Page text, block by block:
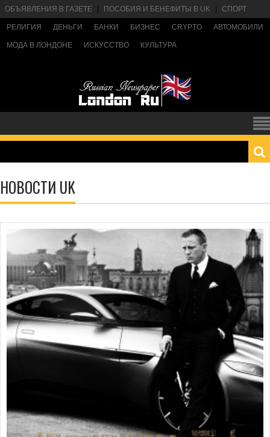
ОБЪЯВЛЕНИЯ В ГАЗЕТЕ ПОСОБИЯ И БЕНЕФИТЫ В UK СПОРТ
РЕЛИГИЯ ДЕНЬГИ БАНКИ БИЗНЕС CRYPTO АВТОМОБИЛИ
МОДА В ЛОНДОНЕ ИСКУССТВО КУЛЬТУРА
НОВОСТИ UK